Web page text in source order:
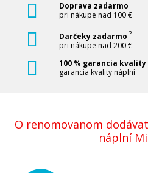
Doprava zadarmo
pri nákupe nad 100 €
Darčeky zadarmo ?
pri nákupe nad 200 €
100 % garancia kvality
garancia kvality náplní
O renomovanom
náplní